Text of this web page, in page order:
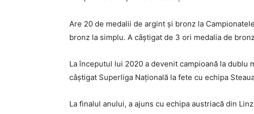
Are 20 de medalii de argint și bronz la
bronz la simplu. A câștigat de 3 ori medalia de
La începutul lui 2020 a devenit campioană la
câștigat Superliga Națională la fete cu echipa
La finalul anului, a ajuns cu echipa austriacă din